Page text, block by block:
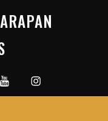
YoutubeInstagram